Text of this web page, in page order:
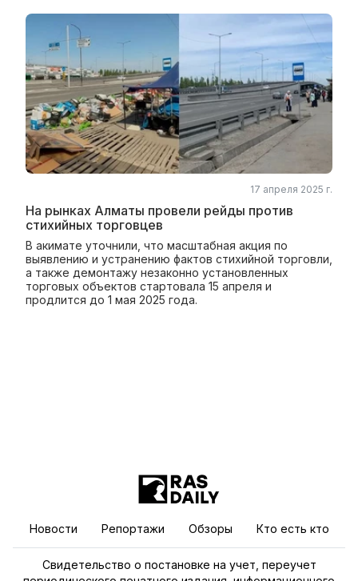
17 апреля 2025 г.
На рынках Алматы провели рейды против
стихийных торговцев
В акимате уточнили, что масштабная акция по
выявлению и устранению фактов стихийной торговли,
а также демонтажу незаконно установленных
торговых объектов стартовала 15 апреля и
продлится до 1 мая 2025 года.
Новости Репортажи Обзоры Кто есть кто
Свидетельство о постановке на учет, переучет